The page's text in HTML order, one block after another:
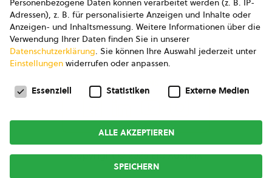
AGB Bildung
Newsletter
Copyright © 2026bio austria
Personenbezogene Daten können verarbeitet werden (z. B. IP-
Adressen), z. B. für personalisierte Anzeigen und Inhalte oder
Anzeigen- und Inhaltsmessung. Weitere Informationen über die
Verwendung Ihrer Daten finden Sie in unserer
Datenschutzerklärung. Sie können Ihre Auswahl jederzeit unter
Einstellungen widerrufen oder anpassen.
Datenschutzeinstellungen
Essenziell Statistiken Externe Medien
ALLE AKZEPTIEREN
SPEICHERN